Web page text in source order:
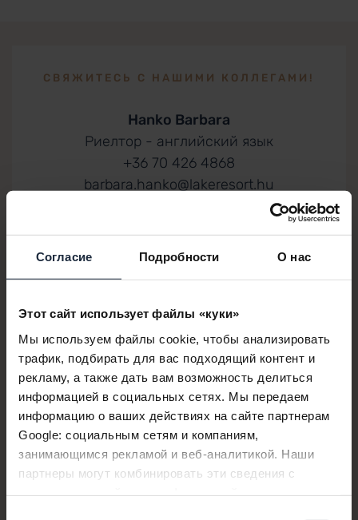
Согласие Подробности О нас
Этот сайт использует файлы «куки»
Мы используем файлы cookie, чтобы анализировать
трафик, подбирать для вас подходящий контент и
рекламу, а также дать вам возможность делиться
информацией в социальных сетях. Мы передаем
информацию о ваших действиях на сайте партнерам
Google: социальным сетям и компаниям,
занимающимся рекламой и веб-аналитикой. Наши
партнеры могут комбинировать эти сведения с
СВЯЖИТЕСЬ С НАШИМИ КОЛЛЕГАМИ!
Hanko Barbara
Риелтор - английский язык
+36 70 426 4868
barbara.hanko@lakeresort.hu
ВВЕДИТЕ СВОИ КОНТАКТНЫЕ ДАННЫЕ,
МЫ ВАМ ПЕРЕЗВОНИМ